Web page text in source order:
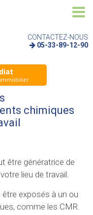
CONTACTEZ-NOUS
05-33-89-12-90
chimiques
être génératrice de
lieu de travail.
exposés à un ou
comme les CMR.